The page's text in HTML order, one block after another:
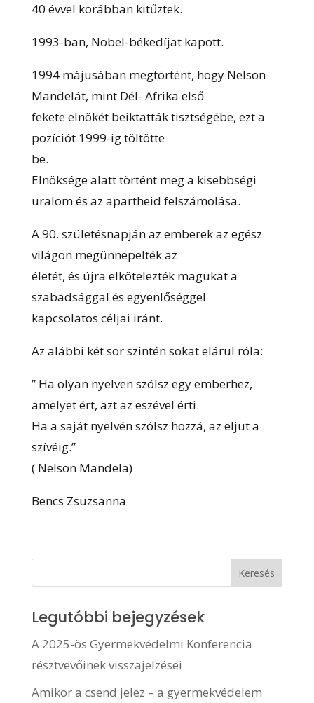
40 évvel korábban kitűztek.
1993-ban, Nobel-békedíjat kapott.
1994 májusában megtörtént, hogy Nelson
Mandelát, mint Dél- Afrika első
fekete elnökét beiktatták tisztségébe, ezt a
pozíciót 1999-ig töltötte
be.
Elnöksége alatt történt meg a kisebbségi
uralom és az apartheid felszámolása.
A 90. születésnapján az emberek az egész
világon megünnepelték az
életét, és újra elkötelezték magukat a
szabadsággal és egyenlőséggel
kapcsolatos céljai iránt.
Az alábbi két sor szintén sokat elárul róla:
” Ha olyan nyelven szólsz egy emberhez,
amelyet ért, azt az eszével érti.
Ha a saját nyelvén szólsz hozzá, az eljut a
szívéig.”
( Nelson Mandela)
Bencs Zsuzsanna
Legutóbbi bejegyzések
A 2025-ös Gyermekvédelmi Konferencia
résztvevőinek visszajelzései
Amikor a csend jelez – a gyermekvédelem